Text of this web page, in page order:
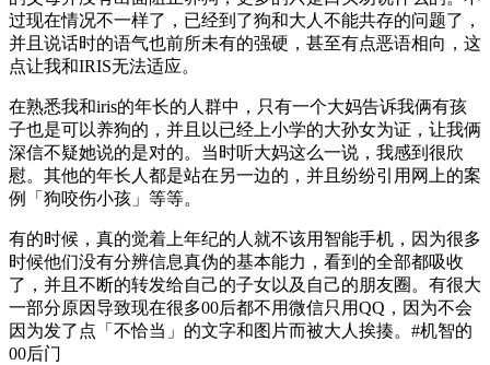
过现在情况不一样了，已经到了狗和大人不能共存的问题了，
并且说话时的语气也前所未有的强硬，甚至有点恶语相向，这
点让我和IRIS无法适应。
在熟悉我和iris的年长的人群中，只有一个大妈告诉我俩有孩
子也是可以养狗的，并且以已经上小学的大孙女为证，让我俩
深信不疑她说的是对的。当时听大妈这么一说，我感到很欣
慰。其他的年长人都是站在另一边的，并且纷纷引用网上的案
例「狗咬伤小孩」等等。
有的时候，真的觉着上年纪的人就不该用智能手机，因为很多
时候他们没有分辨信息真伪的基本能力，看到的全部都吸收
了，并且不断的转发给自己的子女以及自己的朋友圈。有很大
一部分原因导致现在很多00后都不用微信只用QQ，因为不会
因为发了点「不恰当」的文字和图片而被大人挨揍。#机智的
00后门